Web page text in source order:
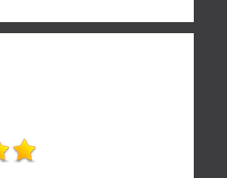
considération, ce qui
de leur métier.